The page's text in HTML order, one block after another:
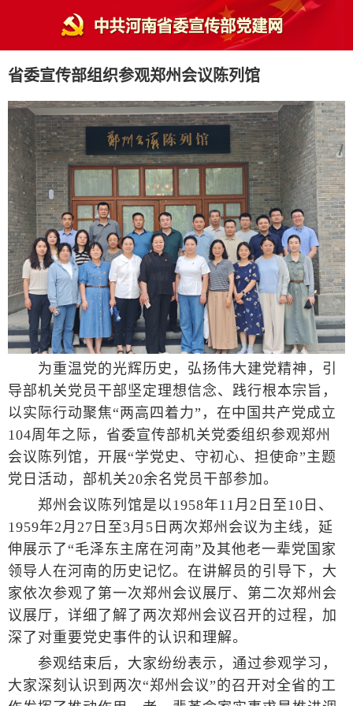
省委宣传部组织参观郑州会议陈列馆
为重温党的光辉历史，弘扬伟大建党精神，引
导部机关党员干部坚定理想信念、践行根本宗旨，
以实际行动聚焦“两高四着力”，在中国共产党成立
104周年之际，省委宣传部机关党委组织参观郑州
会议陈列馆，开展“学党史、守初心、担使命”主题
党日活动，部机关20余名党员干部参加。
郑州会议陈列馆是以1958年11月2日至10日、
1959年2月27日至3月5日两次郑州会议为主线，延
伸展示了“毛泽东主席在河南”及其他老一辈党国家
领导人在河南的历史记忆。在讲解员的引导下，大
家依次参观了第一次郑州会议展厅、第二次郑州会
议展厅，详细了解了两次郑州会议召开的过程，加
深了对重要党史事件的认识和理解。
参观结束后，大家纷纷表示，通过参观学习，
大家深刻认识到两次“郑州会议”的召开对全省的工